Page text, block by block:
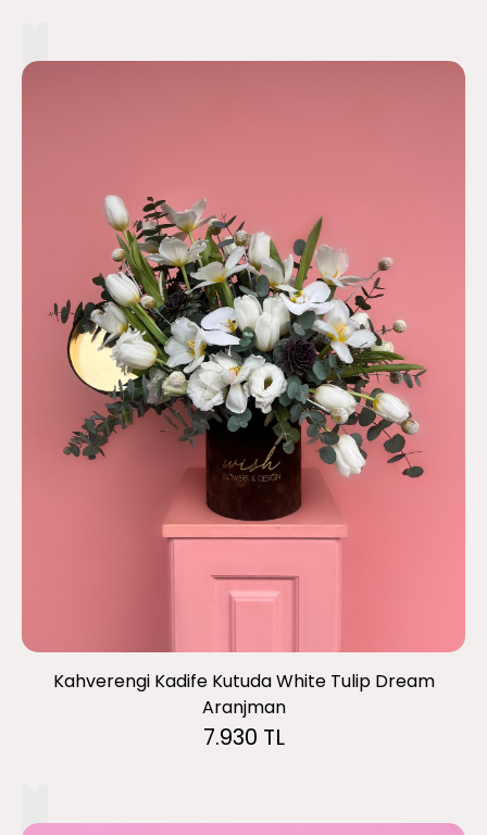
Kahverengi Kadife Kutuda White Tulip Dream
Aranjman
7.930 TL